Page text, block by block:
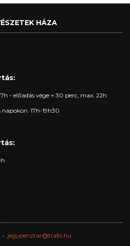
HÁZA
- előadás vége + 30 perc, max. 22h
17h-19h30
jegypenztar@trafo.hu